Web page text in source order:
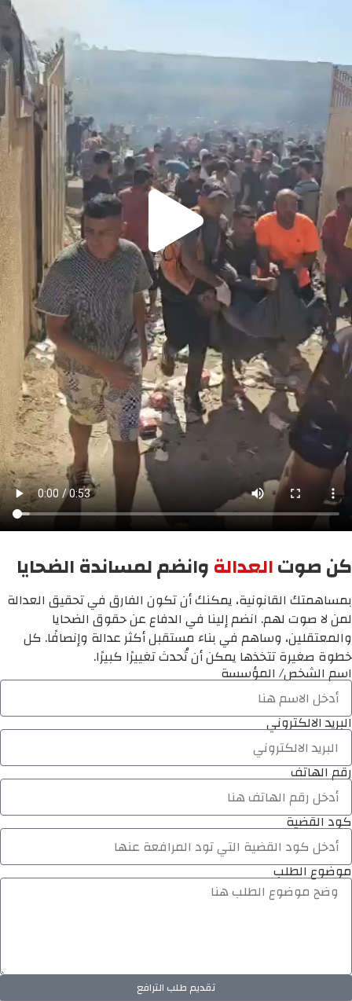
كن صوتالعدالةوانضم لمساندة الضحايا
بمساهمتك القانونية، يمكنك أن تكون الفارق في تحقيق العدالة
لمن لا صوت لهم. انضم إلينا في الدفاع عن حقوق الضحايا
والمعتقلين، وساهم في بناء مستقبل أكثر عدالة وإنصافًا. كل
خطوة صغيرة تتخذها يمكن أن تُحدث تغييرًا كبيرًا.
اسم الشخص/ المؤسسة
البريد الالكتروني
رقم الهاتف
كود القضية
موضوع الطلب
تقديم طلب الترافع